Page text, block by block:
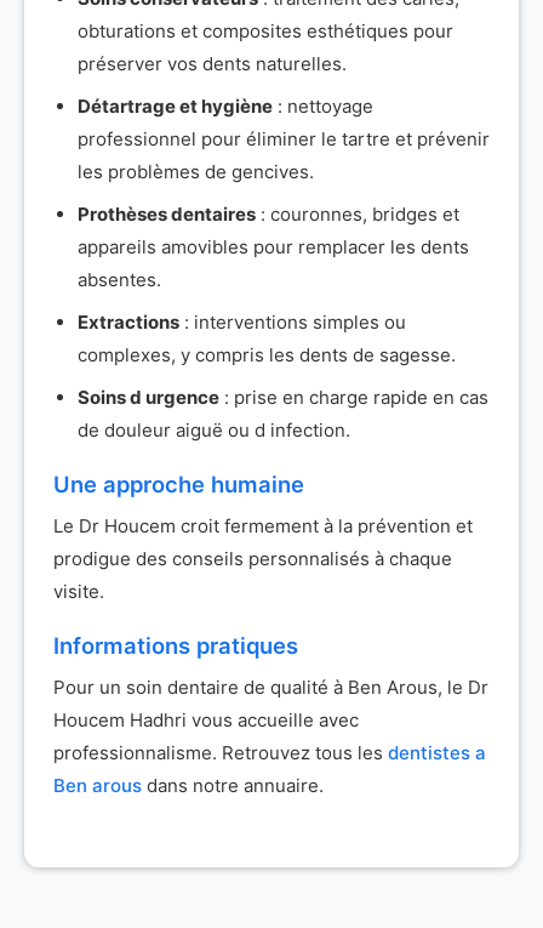
obturations et composites esthétiques pour
préserver vos dents naturelles.
Détartrage et hygiène : nettoyage
professionnel pour éliminer le tartre et prévenir
les problèmes de gencives.
Prothèses dentaires : couronnes, bridges et
appareils amovibles pour remplacer les dents
absentes.
Extractions : interventions simples ou
complexes, y compris les dents de sagesse.
Soins d urgence : prise en charge rapide en cas
de douleur aiguë ou d infection.
Une approche humaine
Le Dr Houcem croit fermement à la prévention et
prodigue des conseils personnalisés à chaque
visite.
Informations pratiques
Pour un soin dentaire de qualité à Ben Arous, le Dr
Houcem Hadhri vous accueille avec
professionnalisme. Retrouvez tous les dentistes a
Ben arous dans notre annuaire.